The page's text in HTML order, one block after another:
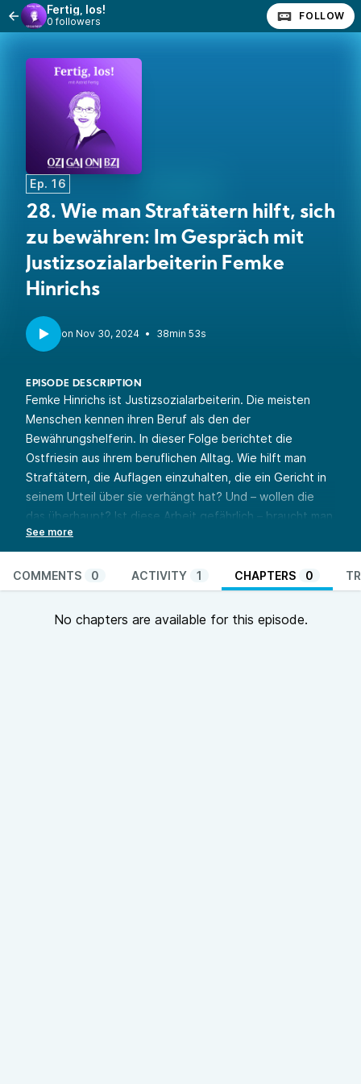
Fertig, los!
0 followers FOLLOW
Ep. 16
28. Wie man Straftätern hilft, sich
zu bewähren: Im Gespräch mit
Justizsozialarbeiterin Femke
Hinrichs
• 38min 53s
EPISODE DESCRIPTION
Femke Hinrichs ist Justizsozialarbeiterin. Die meisten
Menschen kennen ihren Beruf als den der
Bewährungshelferin. In dieser Folge berichtet die
Ostfriesin aus ihrem beruflichen Alltag. Wie hilft man
Straftätern, die Auflagen einzuhalten, die ein Gericht in
seinem Urteil über sie verhängt hat? Und – wollen die
das überhaupt? Ist diese Arbeit gefährlich – braucht man
dafür eine Nahkampfausbildung oder Polizeischutz? Und
wie hoch ist die Arbeitsbelastung angesichts einer
Justiz, die am Limit ist? Es sagt sich so einfach:
Menschen begleiten auf dem Weg zurück in diese
Gesellschaft. Aber wie funktioniert das konkret? Wer
COMMENTS 0 ACTIVITY 1 CHAPTERS 0
No chapters are available for this episode.